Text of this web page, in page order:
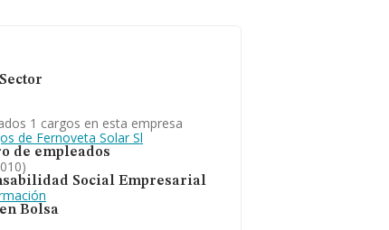
1 cargos en esta empresa
de Fernoveta Solar Sl
de empleados
Social Empresarial
Bolsa